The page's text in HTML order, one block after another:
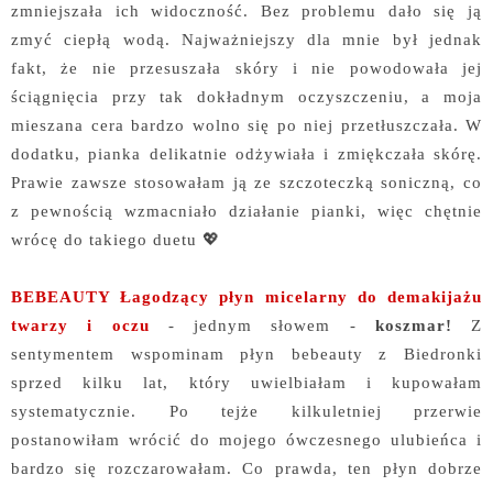
zmniejszała ich widoczność. Bez problemu dało się ją
zmyć ciepłą wodą. Najważniejszy dla mnie był jednak
fakt, że nie przesuszała skóry i nie powodowała jej
ściągnięcia przy tak dokładnym oczyszczeniu, a moja
mieszana cera bardzo wolno się po niej przetłuszczała. W
dodatku, pianka delikatnie odżywiała i zmiękczała skórę.
Prawie zawsze stosowałam ją ze szczoteczką soniczną, co
z pewnością wzmacniało działanie pianki, więc chętnie
wrócę do takiego duetu 💖
BEBEAUTY Łagodzący płyn micelarny do demakijażu
twarzy i oczu - jednym słowem - koszmar!
Z
sentymentem wspominam płyn bebeauty z Biedronki
sprzed kilku lat, który uwielbiałam i kupowałam
systematycznie. Po tejże kilkuletniej przerwie
postanowiłam wrócić do mojego ówczesnego ulubieńca i
bardzo się rozczarowałam. Co prawda, ten płyn dobrze